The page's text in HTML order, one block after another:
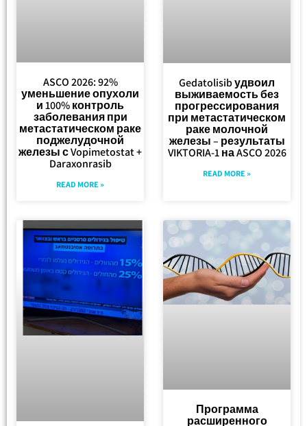
ASCO 2026: 92%
уменьшение опухоли
и 100% контроль
заболевания при
метастатическом раке
поджелудочной
железы с Vopimetostat +
Daraxonrasib
READ MORE »
Gedatolisib удвоил
выживаемость без
прогрессирования
при метастатическом
раке молочной
железы – результаты
VIKTORIA-1 на ASCO 2026
READ MORE »
Программа
расширенного